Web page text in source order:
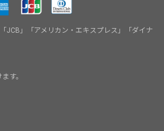
JCB」「アメリカン・エキスプレス」「ダイナ
す。